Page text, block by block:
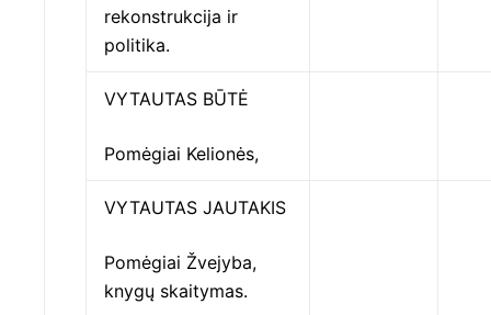
rekonstrukcija ir
politika.
VYTAUTAS BŪTĖ
Pomėgiai Kelionės,
VYTAUTAS JAUTAKIS
Pomėgiai Žvejyba,
knygų skaitymas.